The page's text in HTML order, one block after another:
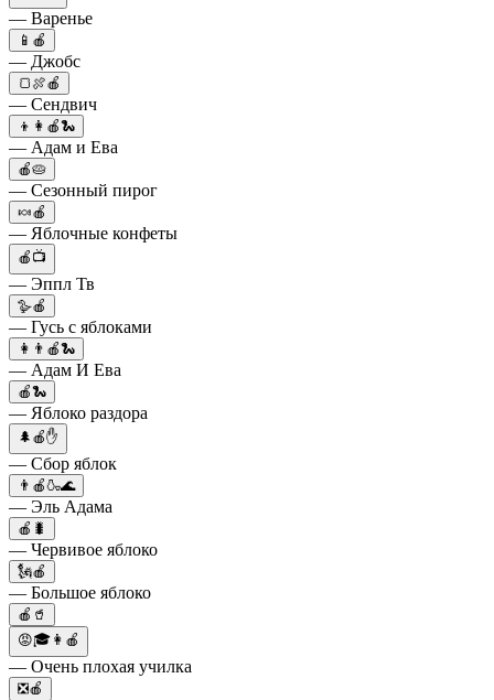
— Варенье
📱🍎
— Джобс
🍞🍖🍎
— Сендвич
👦👩🍎🐍
— Адам и Ева
🍎🥧
— Сезонный пирог
🍬🍎
— Яблочные конфеты
🍎📺
— Эппл Тв
🪿🍎
— Гусь с яблоками
👩👨🍎🐍
— Адам И Ева
🍎🐍
— Яблоко раздора
🌲🍎✋
— Сбор яблок
👨🍎🍶🌊
— Эль Адама
🍎🐛
— Червивое яблоко
🗽🍎
— Большое яблоко
🍎🥤
😡🎓👩🍎
— Очень плохая училка
❎🍎